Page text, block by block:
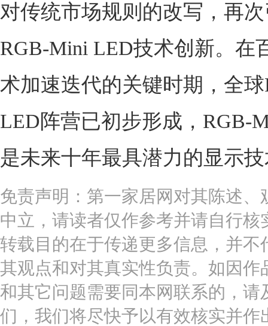
对传统市场规则的改写，再
RGB-Mini LED技术创新。在
术加速迭代的关键时期，全
LED阵营已初步形成，RGB-
是未来十年最具潜力的显示
免责声明：第一家居网对其陈述、
中立，请读者仅作参考并请自行核
转载目的在于传递更多信息，并不
其观点和对其真实性负责。如因作
和其它问题需要同本网联系的，请
们，我们将尽快予以有效核实并作